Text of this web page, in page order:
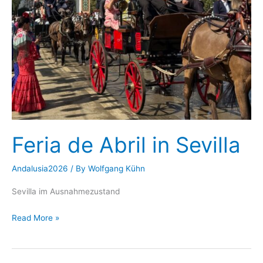
Feria de Abril in Sevilla
Andalusia2026 / By Wolfgang Kühn
Sevilla im Ausnahmezustand
Feria
Abril
Read More »